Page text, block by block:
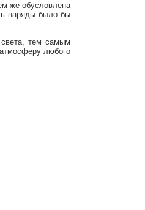
же обусловлена
наряды было бы
света, тем самым
любого